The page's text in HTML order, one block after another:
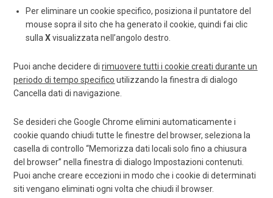
Per eliminare un cookie specifico, posiziona il puntatore del
mouse sopra il sito che ha generato il cookie, quindi fai clic
sullaXvisualizzata nell’angolo destro.
Puoi anche decidere dirimuovere tutti i cookie creati durante un
periodo di tempo specifico utilizzando la finestra di dialogo
Cancella dati di navigazione.
Se desideri che Google Chrome elimini automaticamente i
cookie quando chiudi tutte le finestre del browser, seleziona la
casella di controllo “Memorizza dati locali solo fino a chiusura
del browser” nella finestra di dialogo Impostazioni contenuti.
Puoi anche creare eccezioni in modo che i cookie di determinati
siti vengano eliminati ogni volta che chiudi il browser.